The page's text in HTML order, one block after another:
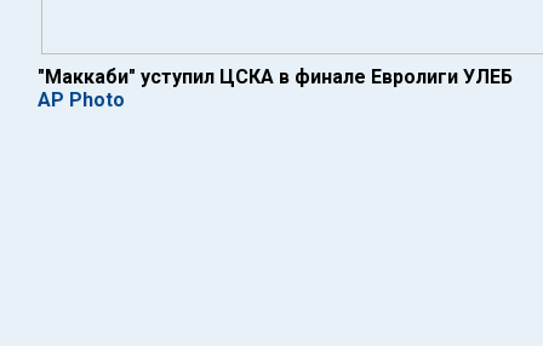
"Маккаби" уступил ЦСКА в финале Евролиги УЛЕБ
AP Photo